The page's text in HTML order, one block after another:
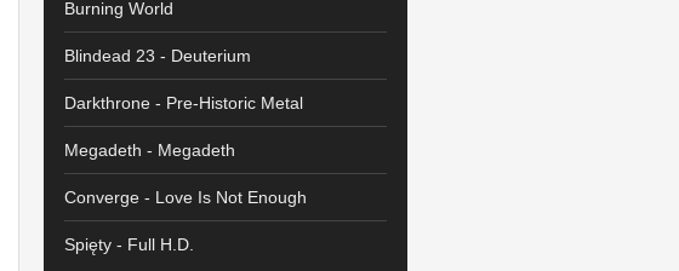
Burning World
Blindead 23 - Deuterium
Darkthrone - Pre-Historic Metal
Megadeth - Megadeth
Converge - Love Is Not Enough
Spięty - Full H.D.